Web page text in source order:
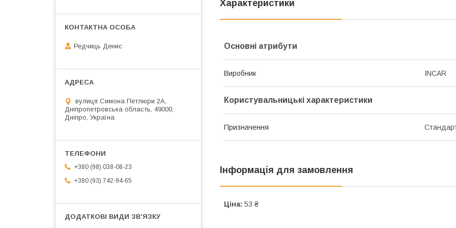
Характеристики
Основні атрибути
Виробник INCAR
Користувальницькі характеристики
Призначення
Інформація для замовлення
Ціна: 53 ₴
Редчиць Денис
вулиця Симона Петлюри 2А,
Дніпропетровська область, 49000,
Дніпро, Україна
+380 (98) 038-08-23
+380 (93) 742-94-65